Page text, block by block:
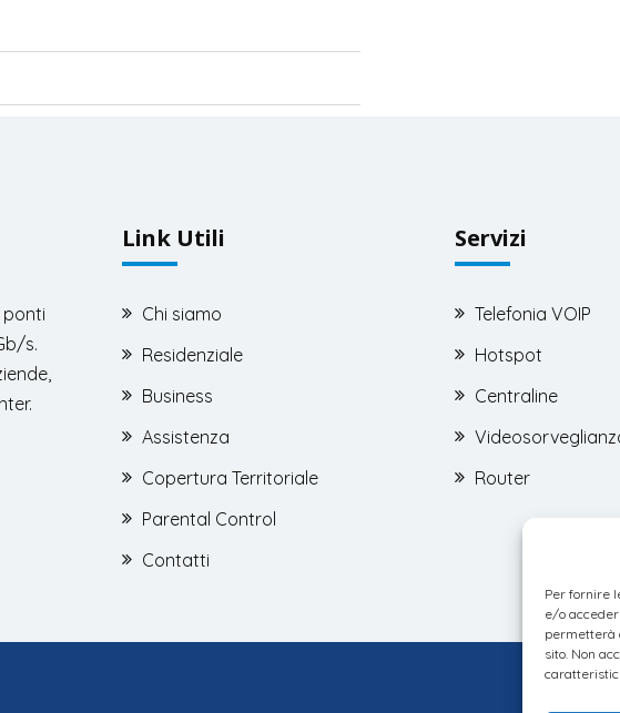
Per fornire
e/o
permetterà
sito. Non
ponti
s.
Link Utili
Chi siamo
Residenziale
Business
Assistenza
Copertura Territoriale
Parental Control
Contatti
Servizi
Telefonia VOIP
Hotspot
Centraline
Router